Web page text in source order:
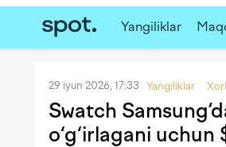
Yangiliklar
29 iyun 2026, 17:33 Yangiliklar
Swatch
o‘g‘irlagani